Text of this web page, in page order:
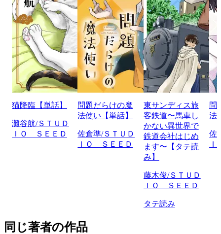
猫降臨【単話】
灘谷航/ＳＴＵＤ
ＩＯ ＳＥＥＤ
問題だらけの魔
法使い【単話】
佐倉準/ＳＴＵＤ
ＩＯ ＳＥＥＤ
東サンディス旅
客鉄道〜馬車し
かない異世界で
鉄道会社はじめ
ます〜【タテ読
み】
藤木俊/ＳＴＵＤ
ＩＯ ＳＥＥＤ
タテ読み
問
法
佐
同じ著者の作品